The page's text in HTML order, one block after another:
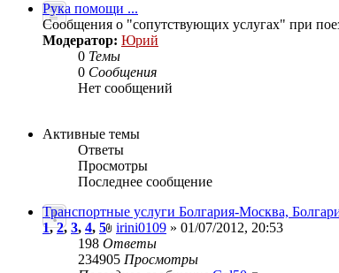
Рука помощи ...
Сообщения о "сопутствующих услугах" при
Модератор: Юрий
0 Темы
0 Сообщения
Нет сообщений
Активные темы
Ответы
Просмотры
Последнее сообщение
Транспортные услуги Болгария-Москва,
1,2, 3, 4, 5 irini0109 » 01/07/2012, 20:53
198 Ответы
234905 Просмотры